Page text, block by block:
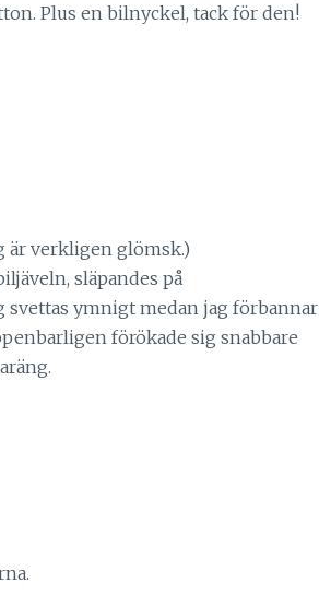
Plus en bilnyckel, tack för den!
är verkligen glömsk.)
släpandes på
svettas ymnigt medan jag förbannar
förökade sig snabbare